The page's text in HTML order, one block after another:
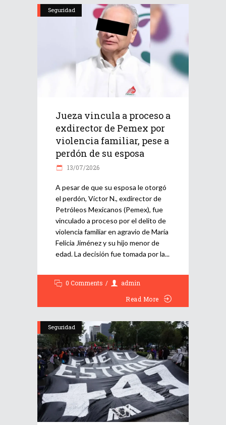
Seguridad
Jueza vincula a proceso a
exdirector de Pemex por
violencia familiar, pese a
perdón de su esposa
13/07/2026
A pesar de que su esposa le otorgó
el perdón, Víctor N., exdirector de
Petróleos Mexicanos (Pemex), fue
vinculado a proceso por el delito de
violencia familiar en agravio de María
Felicia Jiménez y su hijo menor de
edad. La decisión fue tomada por la
0 Comments
admin
Read More
Seguridad